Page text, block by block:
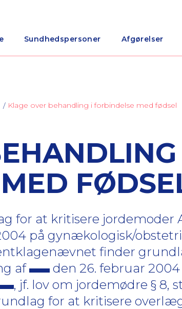
Sundhedspersoner Afgørelser
Klage over behandling i forbindelse med fødsel
for at kritisere jordemoder
på gynækologisk/
finder
af
den 26. februar 2004
, jf. lov om jordemødre § 8,
for at kritisere